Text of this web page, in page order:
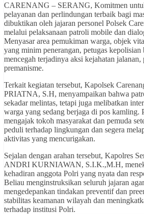
CARENANG – SERANG, Komitmen
pelayanan dan perlindungan terbaik bagi
dibuktikan oleh jajaran personel Polsek
melalui pelaksanaan patroli mobile dan
Menyasar area pemukiman warga, objek
yang minim penerangan, petugas kepolisian
mencegah terjadinya aksi kejahatan jalanan,
premanisme.
Terkait kegiatan tersebut, Kapolsek
PRIATNA, S.H, menyampaikan bahwa
sekadar melintas, tetapi juga melibatkan
warga yang sedang berjaga di pos kamling.
mengajak tokoh masyarakat dan pemuda
peduli terhadap lingkungan dan segera
aktivitas yang mencurigakan.
Sejalan dengan arahan tersebut, Kapolres
ANDRI KURNIAWAN, S.I.K.,M.H,
kehadiran anggota Polri yang nyata dan
Beliau menginstruksikan seluruh jajaran
mengedepankan tindakan preventif dan
stabilitas keamanan wilayah dan
terhadap institusi Polri.